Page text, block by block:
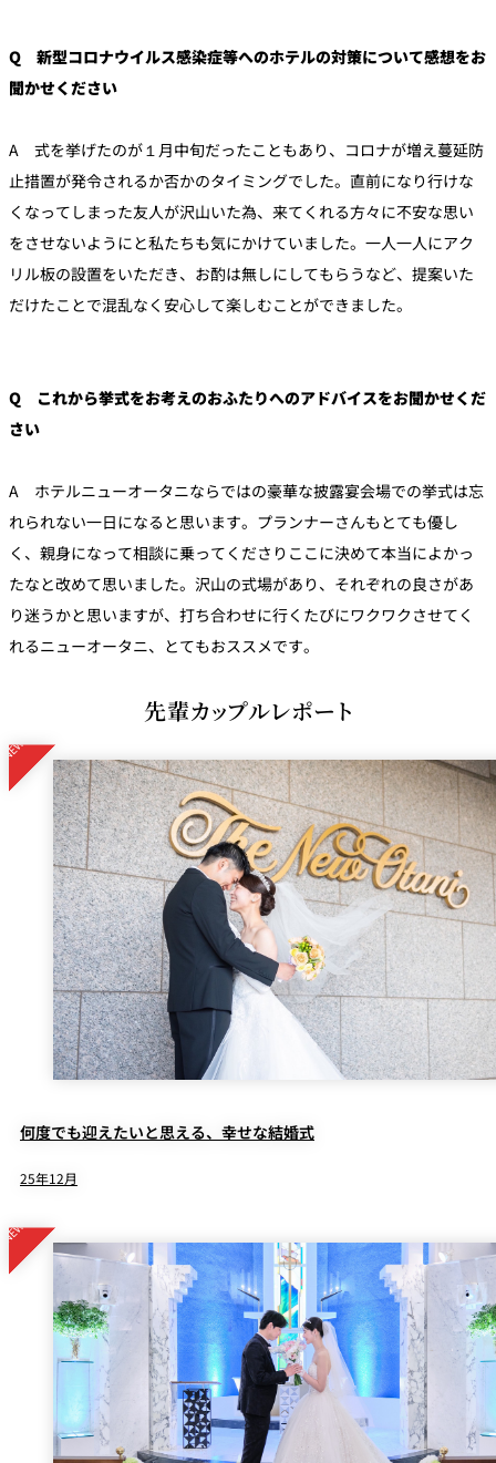
Q 新型コロナウイルス感染症等へのホテルの対策について感想をお
聞かせください
A 式を挙げたのが１月中旬だったこともあり、コロナが増え蔓延防
止措置が発令されるか否かのタイミングでした。直前になり行けな
くなってしまった友人が沢山いた為、来てくれる方々に不安な思い
をさせないようにと私たちも気にかけていました。一人一人にアク
リル板の設置をいただき、お酌は無しにしてもらうなど、提案いた
だけたことで混乱なく安心して楽しむことができました。
Q これから挙式をお考えのおふたりへのアドバイスをお聞かせくだ
さい
A ホテルニューオータニならではの豪華な披露宴会場での挙式は忘
れられない一日になると思います。プランナーさんもとても優し
く、親身になって相談に乗ってくださりここに決めて本当によかっ
たなと改めて思いました。沢山の式場があり、それぞれの良さがあ
り迷うかと思いますが、打ち合わせに行くたびにワクワクさせてく
れるニューオータニ、とてもおススメです。
先輩カップルレポート
何度でも迎えたいと思える、幸せな結婚式
25年12月